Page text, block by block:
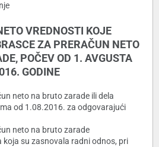
VREDNOSTI KOJE
ZA PRERAČUN NETO
POČEV OD 1. AVGUSTA
GODINE
neto na bruto zarade ili dela
od 1.08.2016. za odgovarajući
neto na bruto zarade
koja su zasnovala radni odnos, pri